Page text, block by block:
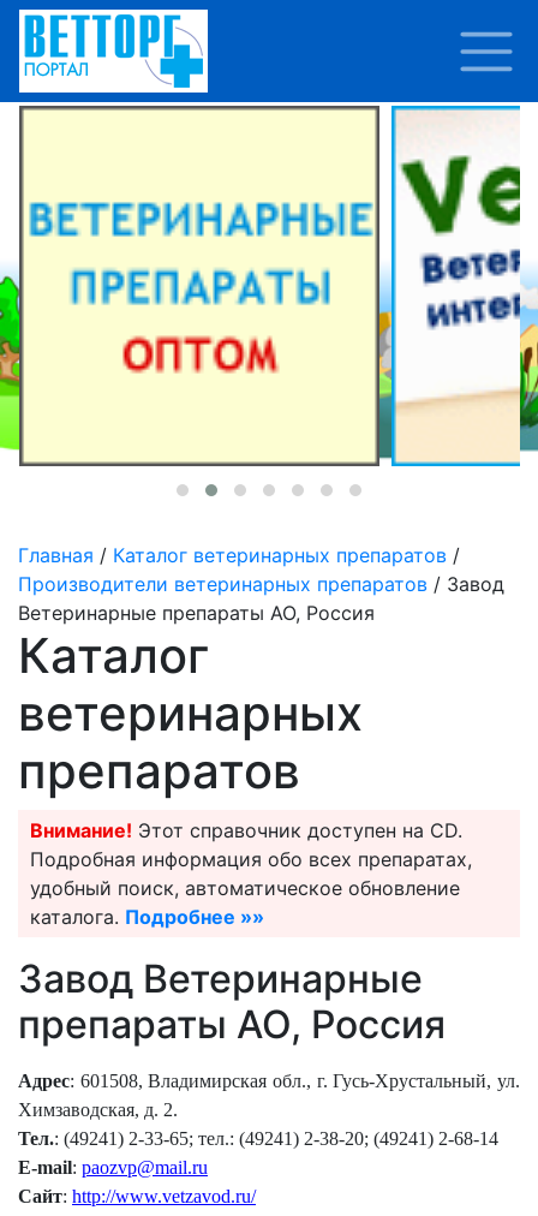
Главная / Каталог ветеринарных препаратов /
Производители ветеринарных препаратов / Завод
Ветеринарные препараты АО, Россия
Каталог
ветеринарных
препаратов
Внимание! Этот справочник доступен на CD.
Подробная информация обо всех препаратах,
удобный поиск, автоматическое обновление
каталога. Подробнее »»
Завод Ветеринарные
препараты АО, Россия
Адрес: 601508, Владимирская обл., г. Гусь-Хрустальный, ул.
Химзаводская, д. 2.
Тел.: (49241) 2-33-65; тел.: (49241) 2-38-20; (49241) 2-68-14
E-mail: paozvp@mail.ru
Сайт: http://www.vetzavod.ru/